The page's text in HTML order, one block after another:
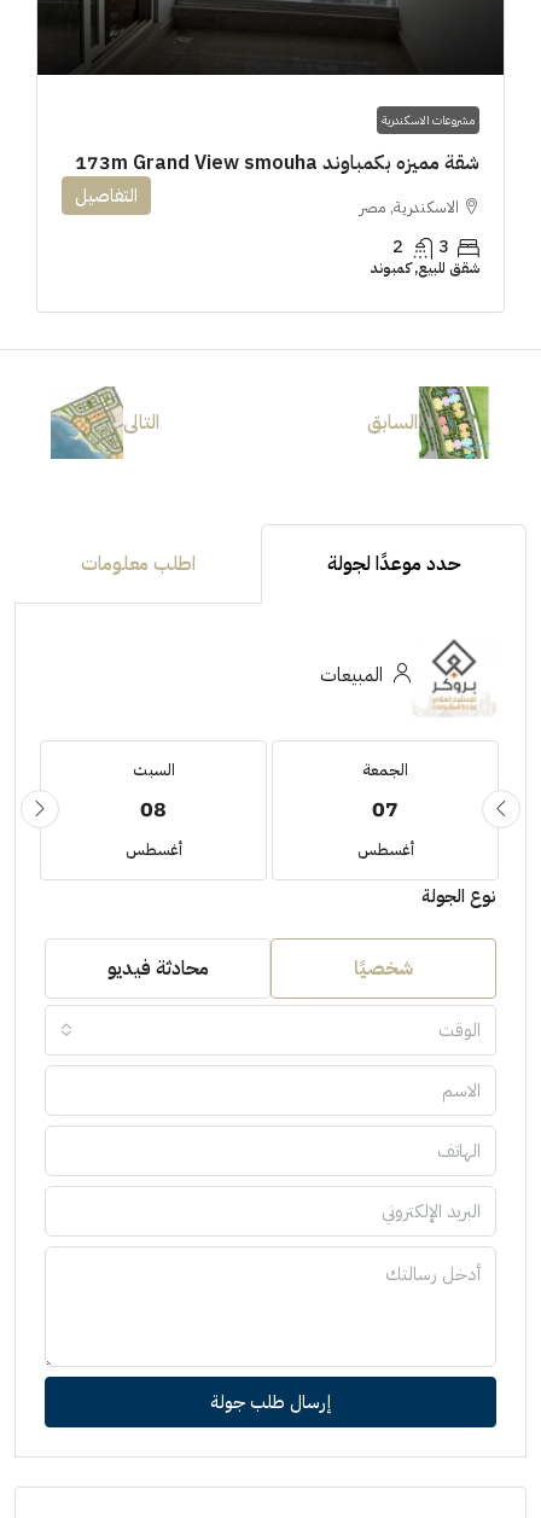
مشروعات الاسكندرية
شقة مميزه بكمباوند 173m Grand View smouha
الاسكندرية, مصر
3
2
شقق للبيع, كمبوند
التفاصيل
السابق التالى
حدد موعدًا لجولة اطلب معلومات
المبيعات
الجمعة
07
أغسطس
السبت
08
أغسطس
نوع الجولة
شخصيًا محادثة فيديو
الوقت
إرسال طلب جولة